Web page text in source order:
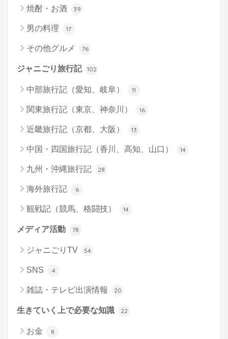
焼酎・お酒 39
男の料理 17
その他グルメ 76
ジャニごり旅行記 102
中部旅行記（愛知、岐阜） 11
関東旅行記（東京、神奈川） 16
近畿旅行記（京都、大阪） 13
中国・四国旅行記（香川、高知、山口） 14
九州・沖縄旅行記 28
海外旅行記 6
観戦記（競馬、格闘技） 14
メディア活動 78
ジャニごりTV 54
SNS 4
雑誌・テレビ出演情報 20
生きていく上で必要な知識 22
お金 8